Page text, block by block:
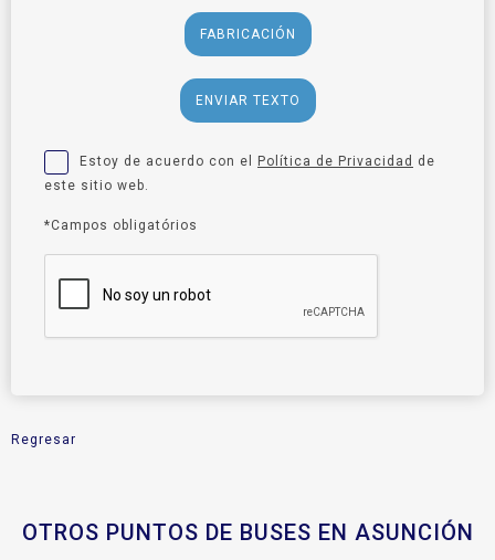
FABRICACIÓN
ENVIAR TEXTO
Estoy de acuerdo con el Política de Privacidad de
este sitio web.
*Campos obligatórios
Regresar
OTROS PUNTOS DE BUSES EN ASUNCIÓN